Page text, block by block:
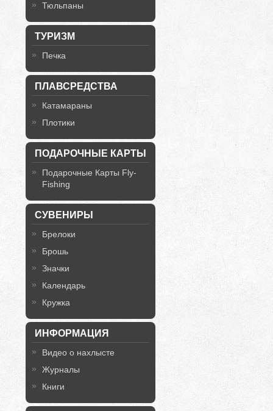
Тюльпаны
ТУРИЗМ
Печка
ПЛАВСРЕДСТВА
Катамараны
Плотики
ПОДАРОЧНЫЕ КАРТЫ
Подарочные Карты Fly-
Fishing
СУВЕНИРЫ
Брелоки
Брошь
Значки
Календарь
Кружка
ИНФОРМАЦИЯ
Видео о нахлысте
Журналы
Книги